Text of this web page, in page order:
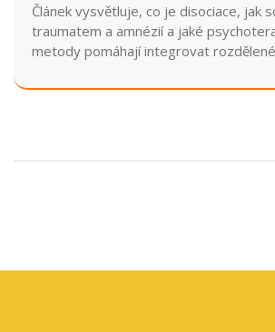
Článek vysvětluje, co je disociace, jak
traumatem a amnézií a jaké
metody pomáhají integrovat